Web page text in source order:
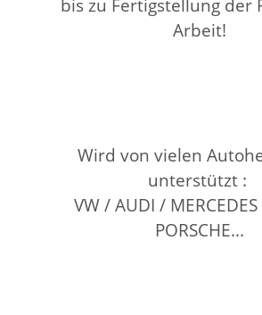
bis zu Fertigstellung der
Arbeit!
Wird von vielen
unterstützt :
VW / AUDI /
PORSCHE...